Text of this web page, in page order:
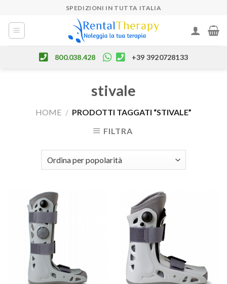
content
SPEDIZIONI IN TUTTA ITALIA
800.038.428 +39 3920728133
stivale
HOME / PRODOTTI TAGGATI “STIVALE”
FILTRA